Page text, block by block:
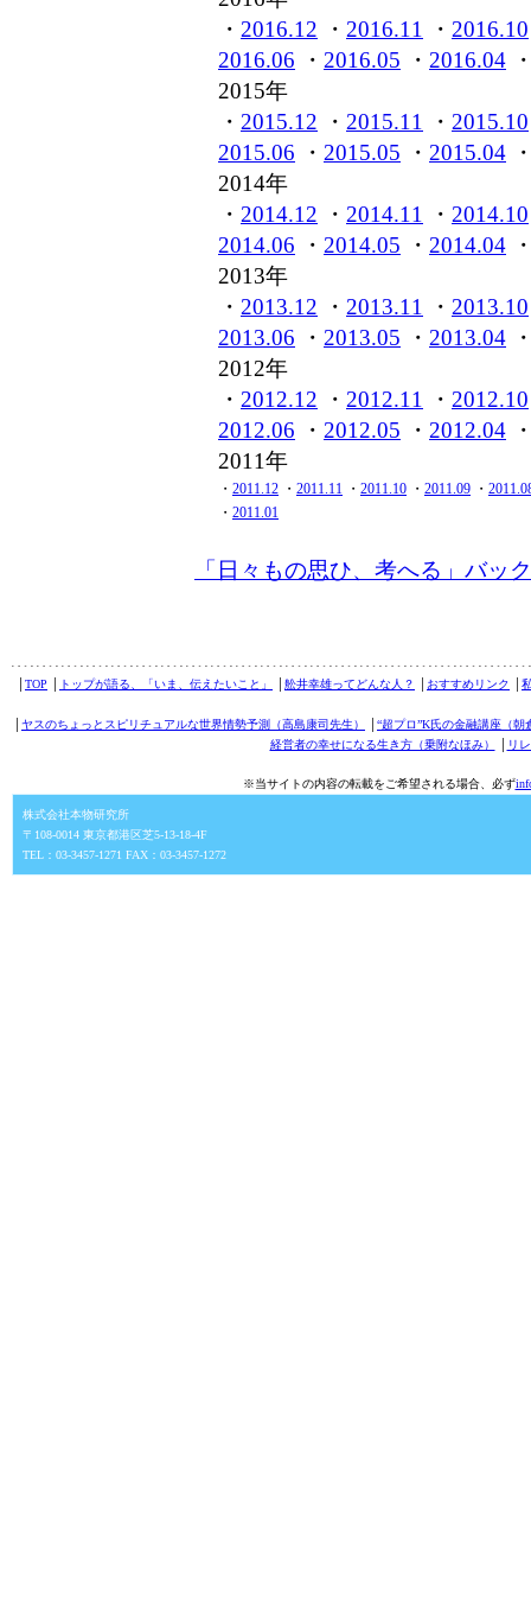
・ 2016.12 ・ 2016.11 ・ 2016.10
2016.06 ・ 2016.05 ・ 2016.04
2015年
・ 2015.12 ・ 2015.11 ・ 2015.10
2015.06 ・ 2015.05 ・ 2015.04
2014年
・ 2014.12 ・ 2014.11 ・ 2014.10
2014.06 ・ 2014.05 ・ 2014.04
2013年
・ 2013.12 ・ 2013.11 ・ 2013.10
2013.06 ・ 2013.05 ・ 2013.04
2012年
・ 2012.12 ・ 2012.11 ・ 2012.10
2012.06 ・ 2012.05 ・ 2012.04
2011年
・ 2011.12 ・ 2011.11 ・ 2011.10 ・ 2011.09 ・
・ 2011.01
「日々もの思ひ、考へる」バッ
TOP トップが語る、「いま、伝えたいこと」 舩井幸雄ってどんな人？ おすすめリンク
ヤスのちょっとスピリチュアルな世界情勢予測（高島康司先生）
“超プロ”K氏の金融講座（朝
経営者の幸せになる生き方（乗附なほみ）
リ
※当サイトの内容の転載をご希望される場合、必ず
株式会社本物研究所
〒108-0014 東京都港区芝5-13-18-4F
TEL：03-3457-1271 FAX：03-3457-1272